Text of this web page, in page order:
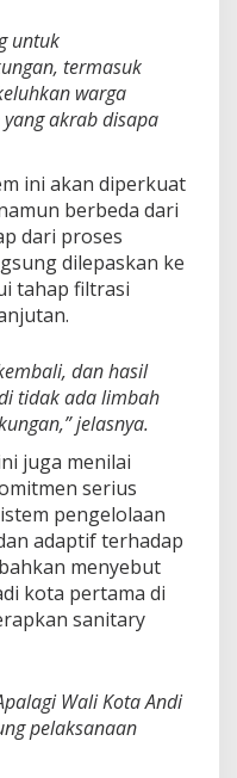
untuk
termasuk
warga
akrab disapa
ini akan diperkuat
berbeda dari
dari proses
dilepaskan ke
tahap filtrasi
dan hasil
tidak ada limbah
jelasnya.
juga menilai
serius
pengelolaan
adaptif terhadap
menyebut
kota pertama di
sanitary
Wali Kota Andi
pelaksanaan